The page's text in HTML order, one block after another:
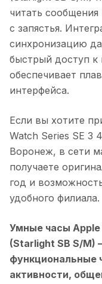
читать
с запястья.
синхронизацию
быстрый доступ к
обеспечивает
интерфейса.
Если вы хотите
Watch Series SE 3
Воронеж, в сети
получаете
год и
удобного филиала.
Умные часы Apple
(Starlight SB S/M)
функциональные
активности,